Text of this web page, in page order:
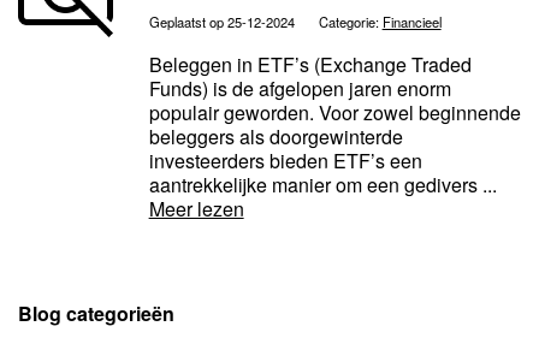
Geplaatst op 25-12-2024 Categorie: Financieel
Beleggen in ETF’s (Exchange Traded
Funds) is de afgelopen jaren enorm
populair geworden. Voor zowel beginnende
beleggers als doorgewinterde
investeerders bieden ETF’s een
aantrekkelijke manier om een gedivers ...
Meer lezen
Blog categorieën